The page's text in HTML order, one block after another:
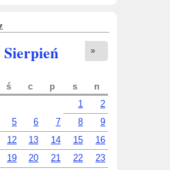
Sierpień »
ś c p s
n
1
2
5 6 7 8
9
12 13 14 15
16
19 20 21 22
23